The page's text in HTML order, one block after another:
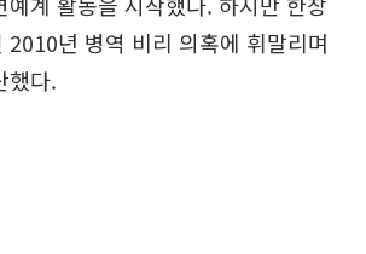
2010년 병역 비리 의혹에 휘말리며
했다.